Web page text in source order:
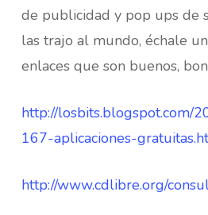
de publicidad y pop ups de
las trajo al mundo, échale
enlaces que son buenos,
http://losbits.blogspot.com/
167-aplicaciones-
http://www.cdlibre.org/